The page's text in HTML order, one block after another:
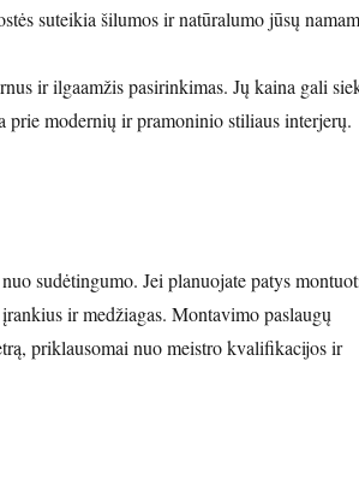
suteikia šilumos ir natūralumo jūsų
ir ilgaamžis pasirinkimas. Jų kaina gali
modernių ir pramoninio stiliaus interjerų.
sudėtingumo. Jei planuojate patys
ir medžiagas. Montavimo paslaugų
priklausomai nuo meistro kvalifikacijos ir